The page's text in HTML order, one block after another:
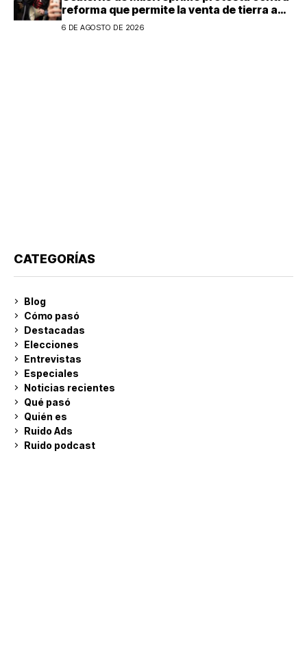
reforma que permite la venta de tierra a
extranjeros en Argentina
6 DE AGOSTO DE 2026
CATEGORÍAS
Blog
Cómo pasó
Destacadas
Elecciones
Entrevistas
Especiales
Noticias recientes
Qué pasó
Quién es
Ruido Ads
Ruido podcast